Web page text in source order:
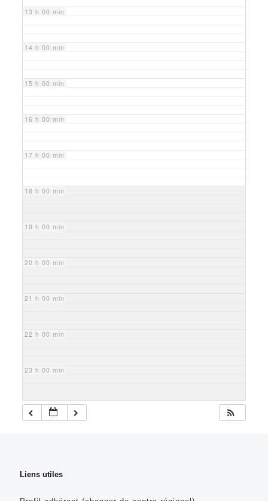
13 h 00 min
14 h 00 min
15 h 00 min
16 h 00 min
17 h 00 min
18 h 00 min
19 h 00 min
20 h 00 min
21 h 00 min
22 h 00 min
23 h 00 min
Liens utiles